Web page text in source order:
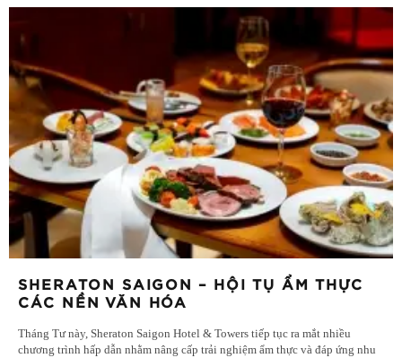
SHERATON SAIGON – HỘI TỤ ẨM THỰC
CÁC NỀN VĂN HÓA
Tháng Tư này, Sheraton Saigon Hotel & Towers tiếp tục ra mắt nhiều
chương trình hấp dẫn nhằm nâng cấp trải nghiệm ẩm thực và đáp ứng nhu